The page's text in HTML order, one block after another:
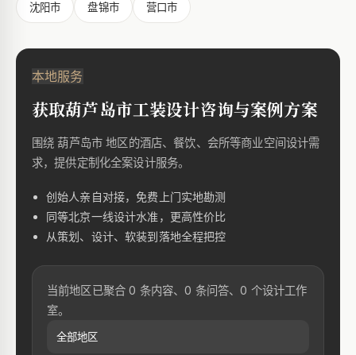
沈阳市 盘锦市 营口市
本地服务
获取葫芦岛市工装设计咨询与案例方案
围绕 葫芦岛市 地区的酒店、餐饮、会所等商业空间设计需
求，提供定制化全案设计服务。
创始人亲自对接，免费上门实地勘测
同等北京一线设计水准，更高性价比
从策划、设计、软装到落地全程把控
当前地区已聚合 0 条内容、0 条问答、0 个设计工作
室。
全部地区